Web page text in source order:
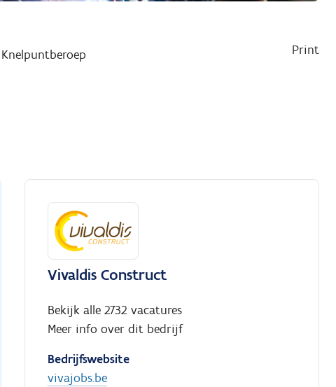
Knelpuntberoep Print
Vivaldis Construct
Bekijk alle 2732 vacatures
Meer info over dit bedrijf
Bedrijfswebsite
vivajobs.be